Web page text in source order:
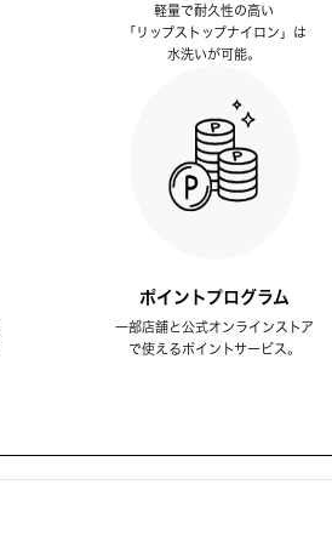
軽量で耐久性の高い
「リップストップナイロン」は
水洗いが可能。
ポイントプログラム
一部店舗と公式オンラインストア
で使えるポイントサービス。